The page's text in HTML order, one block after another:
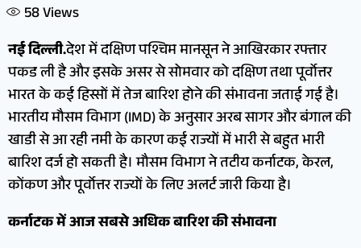
58Views
नई दिल्ली.देश में दक्षिण पश्चिम मानसून ने आखिरकार रफ्तार
पकड ली है और इसके असर से सोमवार को दक्षिण तथा पूर्वोत्तर
भारत के कई हिस्सों में तेज बारिश होने की संभावना जताई गई है।
भारतीय मौसम विभाग (IMD) के अनुसार अरब सागर और बंगाल की
खाडी से आ रही नमी के कारण कई राज्यों में भारी से बहुत भारी
बारिश दर्ज हो सकती है। मौसम विभाग ने तटीय कर्नाटक, केरल,
कोंकण और पूर्वोत्तर राज्यों के लिए अलर्ट जारी किया है।
कर्नाटक में आज सबसे अधिक बारिश की संभावना